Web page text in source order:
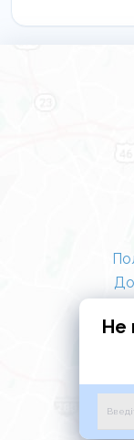
Не